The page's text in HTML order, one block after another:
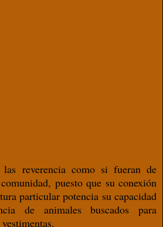
las reverencia como si fueran de
puesto que su conexión
particular potencia su capacidad
de animales buscados para